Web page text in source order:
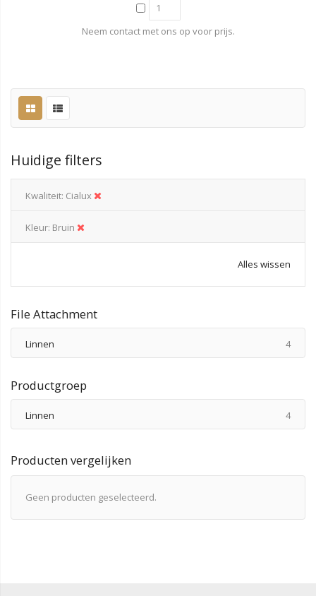
Neem contact met ons op voor prijs.
Huidige filters
Kwaliteit Cialux
Kleur Bruin
Alles wissen
File Attachment
Linnen 4
Productgroep
Linnen 4
Producten vergelijken
Geen producten geselecteerd.